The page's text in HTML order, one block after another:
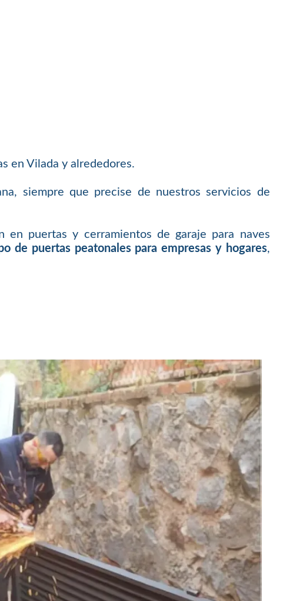
en Vilada y alrededores.
siempre que precise de nuestros servicios de
en puertas y cerramientos de garaje para naves
de puertas peatonales para empresas y hogares,